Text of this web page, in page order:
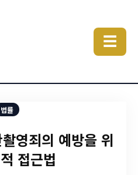
☰
법률
영죄의 예방을 위
접근법